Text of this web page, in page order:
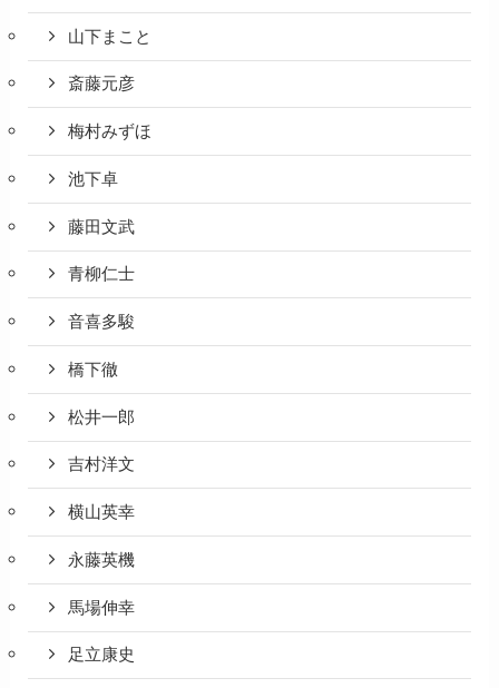
山下まこと
斎藤元彦
梅村みずほ
池下卓
藤田文武
青柳仁士
音喜多駿
橋下徹
松井一郎
吉村洋文
横山英幸
永藤英機
馬場伸幸
足立康史